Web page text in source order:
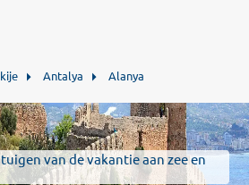
Antalya Alanya
van de vakantie aan zee en